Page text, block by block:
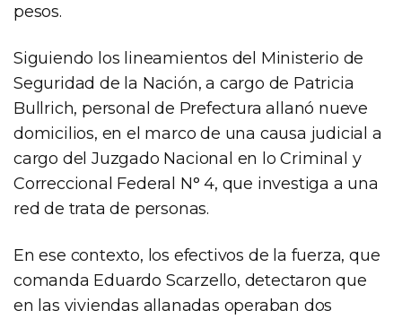
pesos.
Siguiendo los lineamientos del Ministerio de
Seguridad de la Nación, a cargo de Patricia
Bullrich, personal de Prefectura allanó nueve
domicilios, en el marco de una causa judicial a
cargo del Juzgado Nacional en lo Criminal y
Correccional Federal N° 4, que investiga a una
red de trata de personas.
En ese contexto, los efectivos de la fuerza, que
comanda Eduardo Scarzello, detectaron que
en las viviendas allanadas operaban dos